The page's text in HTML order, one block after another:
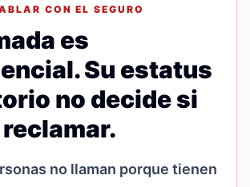
CON EL SEGURO
es
Su estatus
no decide si
no llaman porque tienen